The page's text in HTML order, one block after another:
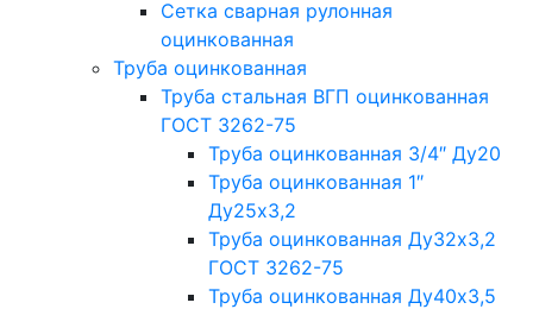
Сетка сварная рулонная
оцинкованная
Труба оцинкованная
Труба стальная ВГП оцинкованная
ГОСТ 3262-75
Труба оцинкованная 3/4″ Ду20
Труба оцинкованная 1″
Ду25х3,2
Труба оцинкованная Ду32х3,2
ГОСТ 3262-75
Труба оцинкованная Ду40х3,5